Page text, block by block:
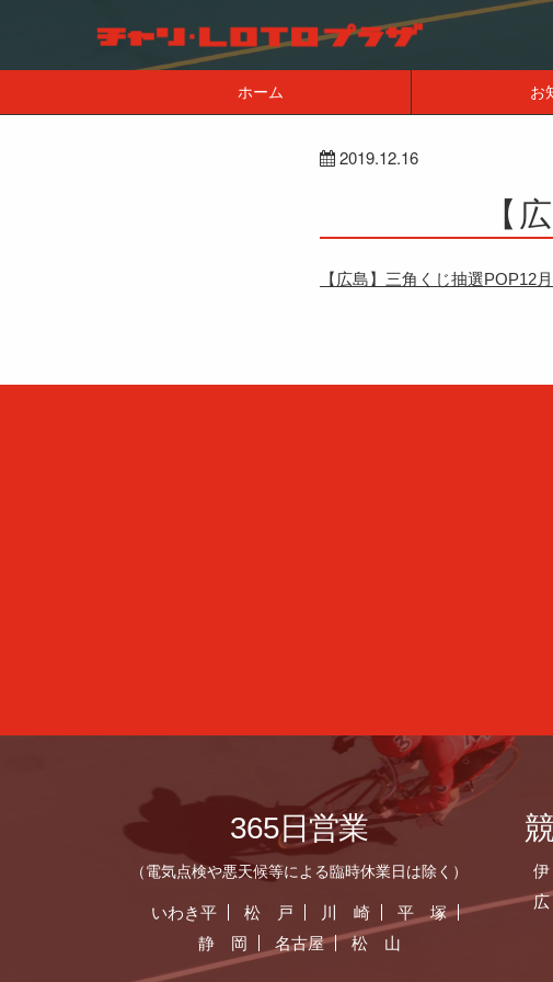
ホーム お
2019.12.16
【
【広島】三角くじ抽選POP12月
365日営業
（電気点検や悪天候等による臨時休業日は除く）
いわき平 松 戸 川 崎
平 塚
静 岡
名古屋 松 山